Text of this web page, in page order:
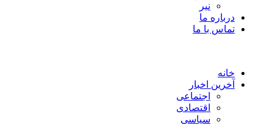
نیر
درباره ما
تماس با ما
خانه
آخرین اخبار
اجتماعی
اقتصادی
سیاسی